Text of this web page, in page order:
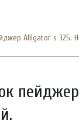
Alligator s 325.